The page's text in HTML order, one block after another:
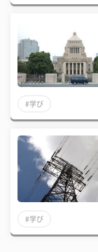
#学び
#学び